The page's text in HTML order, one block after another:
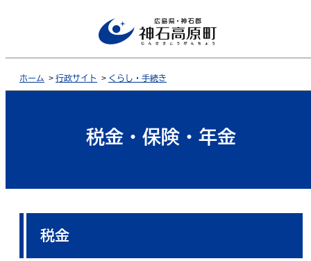
ホーム > 行政サイト > くらし・手続き
税金・保険・年金
税金